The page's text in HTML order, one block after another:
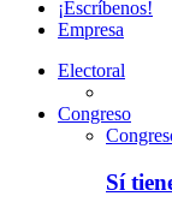
¡Escríbenos!
Empresa
Electoral
Congreso
Sí